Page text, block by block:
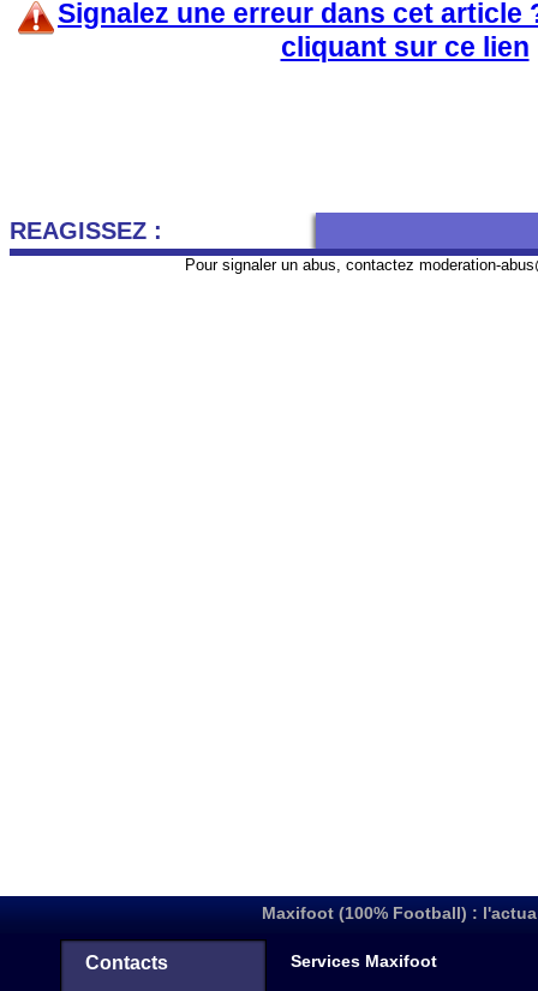
Signalez une erreur dans cet article
cliquant sur ce lien
REAGISSEZ :
Pour signaler un abus, contactez moderation-
Maxifoot (100% Football) :
Contacts Services Maxifoot